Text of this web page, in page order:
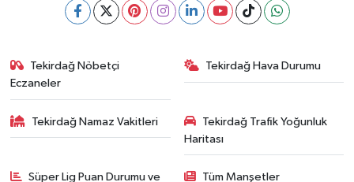
Tekirdağ Nöbetçi
Eczaneler
Tekirdağ Hava Durumu
Tekirdağ Namaz Vakitleri
Tekirdağ Trafik Yoğunluk
Haritası
Süper Lig Puan Durumu ve Tüm Manşetler